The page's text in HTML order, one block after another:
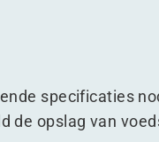
specificaties
de opslag van